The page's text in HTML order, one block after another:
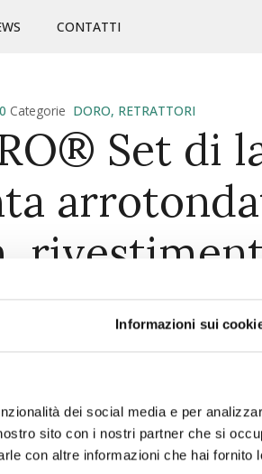
Informazioni sui
dei social media e per
sito con i nostri partner che si
con altre informazioni che hai fornito
CONTATTI
Categorie DORO, RETRATTORI
Set di
ref. 3116-70
di accessori con lame del